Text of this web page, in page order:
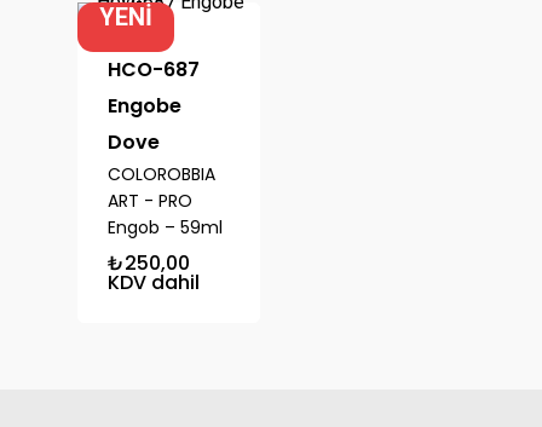
YENİ
HCO-687
Engobe
Dove
COLOROBBIA
ART - PRO
Engob – 59ml
₺250,00
KDV dahil